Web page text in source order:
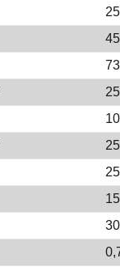
25
45
73
25
25
25
15
30